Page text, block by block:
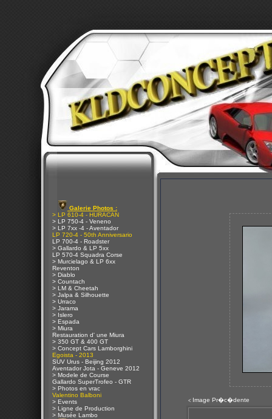
Galerie Photos :
> LP 610-4 - HURACAN
> LP 750-4 - Veneno
> LP 7xx -4 - Aventador
LP 720-4 - 50th Anniversario
LP 700-4 - Roadster
> Gallardo & LP 5xx
LP 570-4 Squadra Corse
> Murcielago & LP 6xx
Reventon
> Diablo
> Countach
> LM & Cheetah
> Jalpa & Silhouette
> Urraco
> Jarama
> Islero
> Espada
> Miura
Restauration d' une Miura
> 350 GT & 400 GT
> Concept Cars Lamborghini
Egoista - 2013
SUV Urus - Beijing 2012
Aventador Jota - Geneve 2012
> Modele de Course
Gallardo SuperTrofeo - GTR
> Photos en vrac
Valentino Balboni
> Events
> Ligne de Production
> Musée Lambo
< Image Pr�c�dente